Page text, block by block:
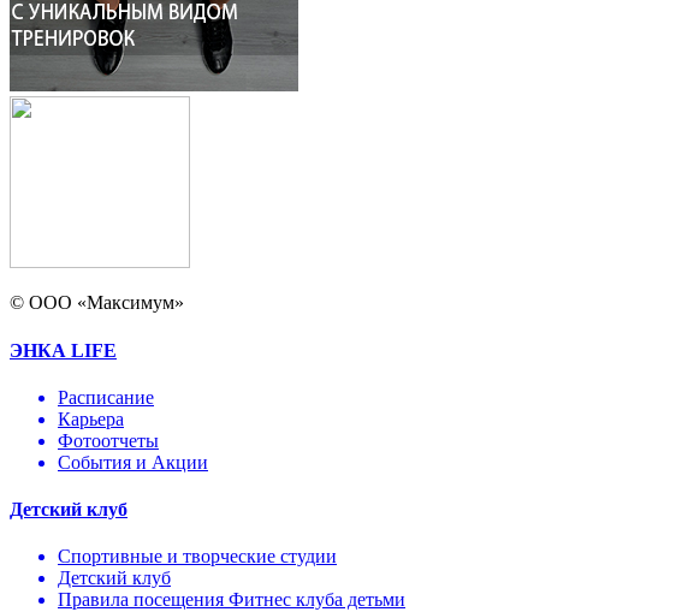
© ООО «Максимум»
ЭНКА LIFE
Расписание
Карьера
Фотоотчеты
События и Акции
Детский клуб
Спортивные и творческие студии
Детский клуб
Правила посещения Фитнес клуба детьми